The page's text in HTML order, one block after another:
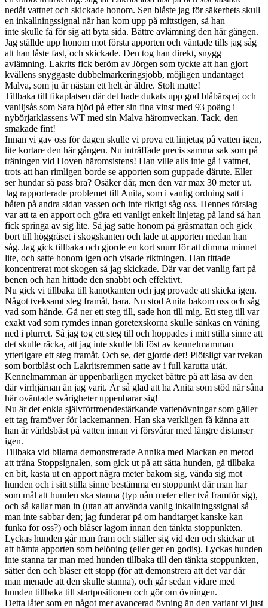
nedåt vattnet och skickade honom. Sen blåste jag för säkerhets skull
en inkallningssignal när han kom upp på mittstigen, så han
inte skulle få för sig att byta sida. Bättre avlämning den här gången.
Jag ställde upp honom mot första apporten och väntade tills jag såg
att han låste fast, och skickade. Den tog han direkt, snygg
avlämning. Lakrits fick beröm av Jörgen som tyckte att han gjort
kvällens snyggaste dubbelmarkeringsjobb, möjligen undantaget
Malva, som ju är nästan ett helt år äldre. Stolt matte!
Tillbaka till fikaplatsen där det hade dukats upp god blåbärspaj och
vaniljsås som Sara bjöd på efter sin fina vinst med 93 poäng i
nybörjarklassens WT med sin Malva häromveckan. Tack, den
smakade fint!
Innan vi gav oss för dagen skulle vi prova ett linjetag på vatten igen,
lite kortare den här gången. Nu inträffade precis samma sak som på
träningen vid Hoven häromsistens! Han ville alls inte gå i vattnet,
trots att han rimligen borde se apporten som guppade därute. Eller
ser hundar så pass bra? Osäker där, men den var max 30 meter ut.
Jag rapporterade problemet till Anita, som i vanlig ordning satt i
båten på andra sidan vassen och inte riktigt såg oss. Hennes förslag
var att ta en apport och göra ett vanligt enkelt linjetag på land så han
fick springa av sig lite. Så jag satte honom på gräsmattan och gick
bort till höggräset i skogskanten och lade ut apporten medan han
såg. Jag gick tillbaka och gjorde en kort snurr för att dimma minnet
lite, och satte honom igen och visade riktningen. Han tittade
koncentrerat mot skogen så jag skickade. Där var det vanlig fart på
benen och han hittade den snabbt och effektivt.
Nu gick vi tillbaka till kanotkanten och jag provade att skicka igen.
Något tveksamt steg framåt, bara. Nu stod Anita bakom oss och såg
vad som hände. Gå ner ett steg till, sade hon till mig. Ett steg till var
exakt vad som rymdes innan goretexskorna skulle sänkas en våning
ned i plurret. Så jag tog ett steg till och hoppades i mitt stilla sinne att
det skulle räcka, att jag inte skulle bli föst av kennelmamman
ytterligare ett steg framåt. Och se, det gjorde det! Plötsligt var tvekan
som bortblåst och Lakritsremmen satte av i full karutta utåt.
Kennelmamman är uppenbarligen mycket bättre på att läsa av den
där virrhjärnan än jag varit. Är så glad att ha Anita som stöd när såna
här oväntade svårigheter uppenbarar sig!
Nu är det enkla självförtroendestärkande vattenövningar som gäller
ett tag framöver för lackemannen. Han ska verkligen få känna att
han är världsbäst på vatten innan vi försvårar med längre distanser
igen.
Tillbaka vid bilarna demonstrerade Annika med Mackan en metod
att träna Stoppsignalen, som gick ut på att sätta hunden, gå tillbaka
en bit, kasta ut en apport några meter bakom sig, vända sig mot
hunden och i sitt stilla sinne bestämma en stoppunkt där man har
som mål att hunden ska stanna (typ nån meter eller två framför sig),
och så kallar man in (utan att använda vanlig inkallningssignal så
man inte sabbar den; jag funderar på om handtarget kanske kan
funka för oss?) och blåser lagom innan den tänkta stoppunkten.
Lyckas hunden går man fram och ställer sig vid den och skickar ut
att hämta apporten som belöning (eller ger en godis). Lyckas hunden
inte stanna tar man med hunden tillbaka till den tänkta stoppunkten,
sätter den och blåser ett stopp (för att demonstrera att det var där
man menade att den skulle stanna), och går sedan vidare med
hunden tillbaka till startpositionen och gör om övningen.
Detta låter som en något mer avancerad övning än den variant vi just